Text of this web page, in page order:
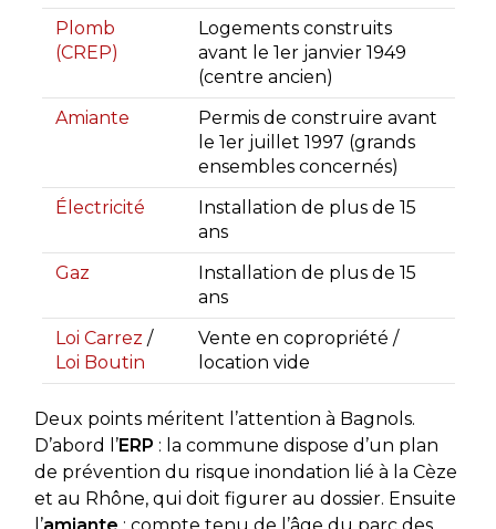
Plomb
(CREP)
Logements construits
avant le 1er janvier 1949
(centre ancien)
Amiante
Permis de construire avant
le 1er juillet 1997 (grands
ensembles concernés)
Électricité
Installation de plus de 15
ans
Gaz
Installation de plus de 15
ans
Loi Carrez /
Loi Boutin
Vente en copropriété /
location vide
Deux points méritent l’attention à Bagnols.
D’abord l’ERP : la commune dispose d’un plan
de prévention du risque inondation lié à la Cèze
et au Rhône, qui doit figurer au dossier. Ensuite